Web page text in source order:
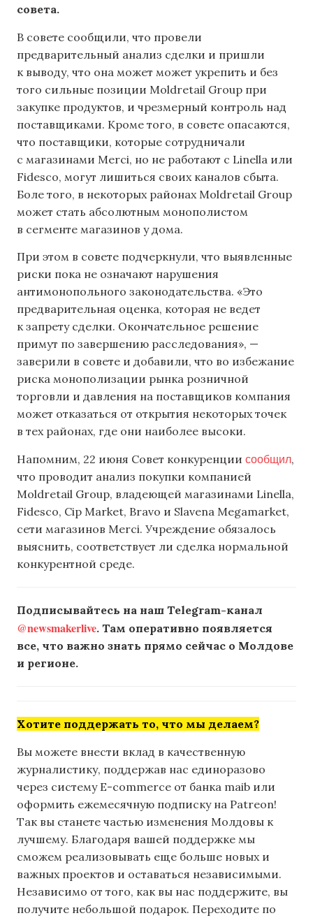
совета.
В совете сообщили, что провели
предварительный анализ сделки и пришли
к выводу, что она может может укрепить и без
того сильные позиции Moldretail Group при
закупке продуктов, и чрезмерный контроль над
поставщиками. Кроме того, в совете опасаются,
что поставщики, которые сотрудничали
с магазинами Merci, но не работают с Linella или
Fidesco, могут лишиться своих каналов сбыта.
Боле того, в некоторых районах Moldretail Group
может стать абсолютным монополистом
в сегменте магазинов у дома.
При этом в совете подчеркнули, что выявленные
риски пока не означают нарушения
антимонопольного законодательства. «Это
предварительная оценка, которая не ведет
к запрету сделки. Окончательное решение
примут по завершению расследования», —
заверили в совете и добавили, что во избежание
риска монополизации рынка розничной
торговли и давления на поставщиков компания
может отказаться от открытия некоторых точек
в тех районах, где они наиболее высоки.
Напомним, 22 июня Совет конкуренции сообщил,
что проводит анализ покупки компанией
Moldretail Group, владеющей магазинами Linella,
Fidesco, Cip Market, Bravo и Slavena Megamarket,
сети магазинов Merci. Учреждение обязалось
выяснить, соответствует ли сделка нормальной
конкурентной среде.
Подписывайтесь на наш Telegram-канал
@newsmakerlive. Там оперативно появляется
все, что важно знать прямо сейчас о Молдове
и регионе.
Хотите поддержать то, что мы делаем?
Вы можете внести вклад в качественную
журналистику, поддержав нас единоразово
через систему E-commerce от банка maib или
оформить ежемесячную подписку на Patreon!
Так вы станете частью изменения Молдовы к
лучшему. Благодаря вашей поддержке мы
сможем реализовывать еще больше новых и
важных проектов и оставаться независимыми.
Независимо от того, как вы нас поддержите, вы
получите небольшой подарок. Переходите по